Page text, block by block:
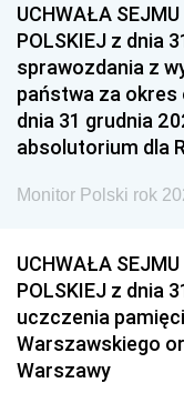
1954
1951
1948
1939
UCHWAŁA
POLSKIEJ z dnia
sprawozdania z
państwa za okres
dnia 31 grudnia
absolutorium dla
Monitor Polski rok
UCHWAŁA
POLSKIEJ z dnia
uczczenia
Warszawskiego
Warszawy